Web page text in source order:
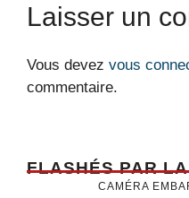
Laisser un
Vous devez vous
commentaire.
FLASHÉS PAR
CAMÉRA